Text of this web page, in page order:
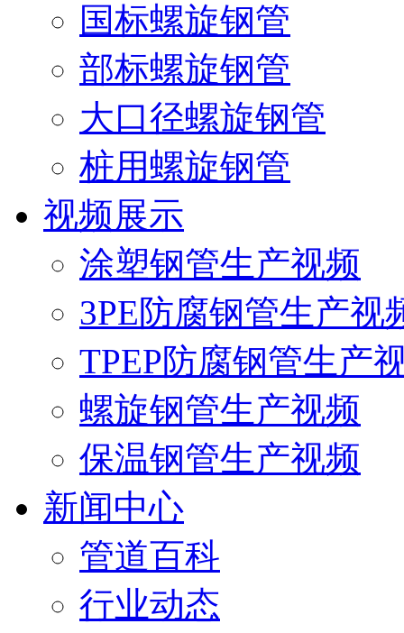
国标螺旋钢管
部标螺旋钢管
大口径螺旋钢管
桩用螺旋钢管
视频展示
涂塑钢管生产视频
3PE防腐钢管生产视
TPEP防腐钢管生产
螺旋钢管生产视频
保温钢管生产视频
新闻中心
管道百科
行业动态